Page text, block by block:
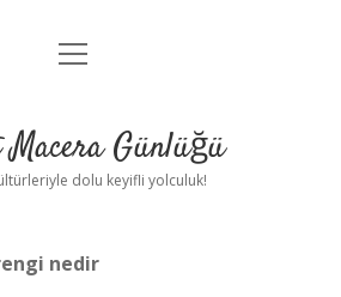
Anasayfa
Yasal Uyarı
menüyü
Macera Günlüğü
dolu keyifli yolculuk!
nedir